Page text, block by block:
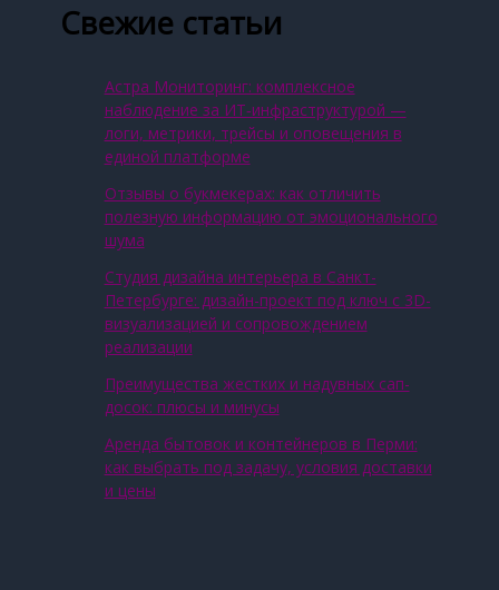
Свежие статьи
Астра Мониторинг: комплексное
наблюдение за ИТ‑инфраструктурой —
логи, метрики, трейсы и оповещения в
единой платформе
Отзывы о букмекерах: как отличить
полезную информацию от эмоционального
шума
Студия дизайна интерьера в Санкт-
Петербурге: дизайн-проект под ключ с 3D-
визуализацией и сопровождением
реализации
Преимущества жестких и надувных сап-
досок: плюсы и минусы
Аренда бытовок и контейнеров в Перми:
как выбрать под задачу, условия доставки
и цены